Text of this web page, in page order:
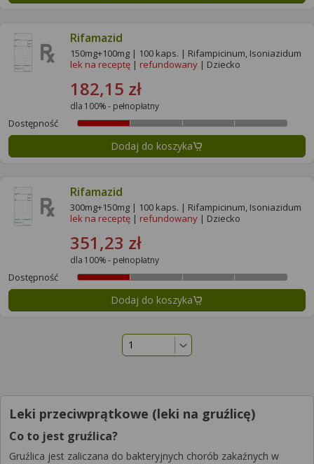
Rifamazid
150mg+100mg | 100 kaps. | Rifampicinum, Isoniazidum
lek na receptę | refundowany | Dziecko
182,15 zł
dla 100% - pełnopłatny
Dostępność
Dodaj do koszyka
Rifamazid
300mg+150mg | 100 kaps. | Rifampicinum, Isoniazidum
lek na receptę | refundowany | Dziecko
351,23 zł
dla 100% - pełnopłatny
Dostępność
Dodaj do koszyka
Leki przeciwprątkowe (leki na gruźlicę)
Co to jest gruźlica?
Gruźlica jest zaliczana do bakteryjnych chorób zakaźnych w